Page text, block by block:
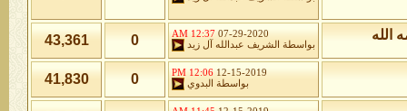
الله 07-29-2020
12:37 AM
بواسطة
الشريف عبدالله آل زيد 0
43,361
12-15-2019
12:06 PM
بواسطة
البدوي 0
41,830